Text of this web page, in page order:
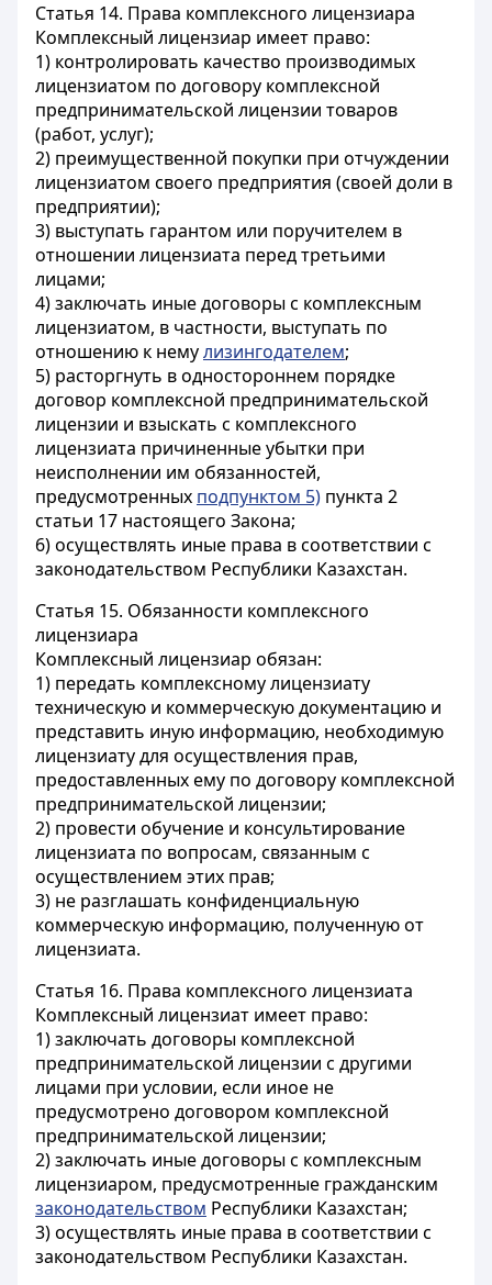
Статья 14. Права комплексного лицензиара
Комплексный лицензиар имеет право:
1) контролировать качество производимых
лицензиатом по договору комплексной
предпринимательской лицензии товаров
(работ, услуг);
2) преимущественной покупки при отчуждении
лицензиатом своего предприятия (своей доли в
предприятии);
3) выступать гарантом или поручителем в
отношении лицензиата перед третьими
лицами;
4) заключать иные договоры с комплексным
лицензиатом, в частности, выступать по
отношению к немулизингодателем;
5) расторгнуть в одностороннем порядке
договор комплексной предпринимательской
лицензии и взыскать с комплексного
лицензиата причиненные убытки при
неисполнении им обязанностей,
предусмотренных подпунктом 5) пункта 2
статьи 17 настоящего Закона;
6) осуществлять иные права в соответствии с
законодательством Республики Казахстан.
Статья 15. Обязанности комплексного
лицензиара
Комплексный лицензиар обязан:
1) передать комплексному лицензиату
техническую и коммерческую документацию и
представить иную информацию, необходимую
лицензиату для осуществления прав,
предоставленных ему по договору комплексной
предпринимательской лицензии;
2) провести обучение и консультирование
лицензиата по вопросам, связанным с
осуществлением этих прав;
3) не разглашать конфиденциальную
коммерческую информацию, полученную от
лицензиата.
Статья 16. Права комплексного лицензиата
Комплексный лицензиат имеет право:
1) заключать договоры комплексной
предпринимательской лицензии с другими
лицами при условии, если иное не
предусмотрено договором комплексной
предпринимательской лицензии;
2) заключать иные договоры с комплексным
лицензиаром, предусмотренные гражданским
законодательством Республики Казахстан;
3) осуществлять иные права в соответствии с
законодательством Республики Казахстан.